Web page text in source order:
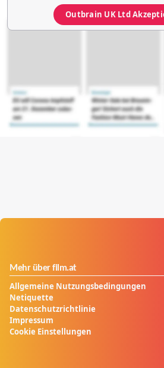
Outbrain UK Ltd
Mehr über film.at
Allgemeine Nutzungsbedingungen
Netiquette
Datenschutzrichtlinie
Impressum
Cookie Einstellungen